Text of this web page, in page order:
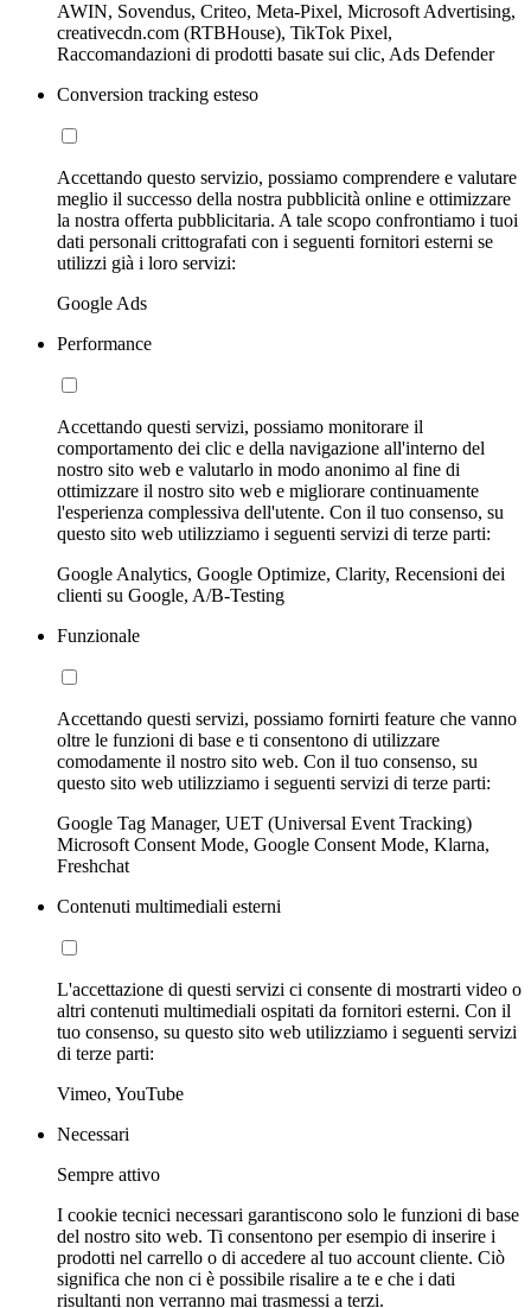
AWIN, Sovendus, Criteo, Meta-Pixel, Microsoft Advertising,
creativecdn.com (RTBHouse), TikTok Pixel,
Raccomandazioni di prodotti basate sui clic, Ads Defender
Conversion tracking esteso
Accettando questo servizio, possiamo comprendere e valutare
meglio il successo della nostra pubblicità online e ottimizzare
la nostra offerta pubblicitaria. A tale scopo confrontiamo i tuoi
dati personali crittografati con i seguenti fornitori esterni se
utilizzi già i loro servizi:
Google Ads
Performance
Accettando questi servizi, possiamo monitorare il
comportamento dei clic e della navigazione all'interno del
nostro sito web e valutarlo in modo anonimo al fine di
ottimizzare il nostro sito web e migliorare continuamente
l'esperienza complessiva dell'utente. Con il tuo consenso, su
questo sito web utilizziamo i seguenti servizi di terze parti:
Google Analytics, Google Optimize, Clarity, Recensioni dei
clienti su Google, A/B-Testing
Funzionale
Accettando questi servizi, possiamo fornirti feature che vanno
oltre le funzioni di base e ti consentono di utilizzare
comodamente il nostro sito web. Con il tuo consenso, su
questo sito web utilizziamo i seguenti servizi di terze parti:
Google Tag Manager, UET (Universal Event Tracking)
Microsoft Consent Mode, Google Consent Mode, Klarna,
Freshchat
Contenuti multimediali esterni
L'accettazione di questi servizi ci consente di mostrarti video o
altri contenuti multimediali ospitati da fornitori esterni. Con il
tuo consenso, su questo sito web utilizziamo i seguenti servizi
di terze parti:
Vimeo, YouTube
Necessari
Sempre attivo
I cookie tecnici necessari garantiscono solo le funzioni di base
del nostro sito web. Ti consentono per esempio di inserire i
prodotti nel carrello o di accedere al tuo account cliente. Ciò
significa che non ci è possibile risalire a te e che i dati
risultanti non verranno mai trasmessi a terzi.